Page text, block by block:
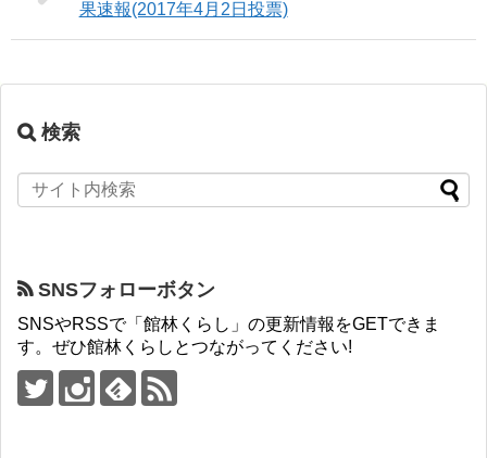
果速報(2017年4月2日投票)
検索
SNSフォローボタン
SNSやRSSで「館林くらし」の更新情報をGETできま
す。ぜひ館林くらしとつながってください!